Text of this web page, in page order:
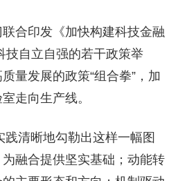
合印发《加快构建科技金融
技自立自强的若干政策举
量发展的政策“组合拳”，加
走向生产线。
清晰地勾勒出这样一幅图
融合提供坚实基础；动能转